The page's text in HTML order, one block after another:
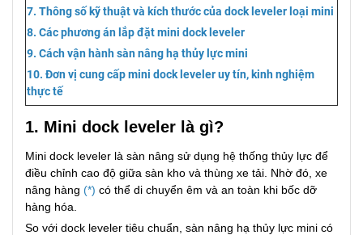
7. Thông số kỹ thuật và kích thước của dock leveler loại mini
8. Các phương án lắp đặt mini dock leveler
9. Cách vận hành sàn nâng hạ thủy lực mini
10. Đơn vị cung cấp mini dock leveler uy tín, kinh nghiệm
thực tế
1. Mini dock leveler là gì?
Mini dock leveler là sàn nâng sử dụng hệ thống thủy lực để
điều chỉnh cao độ giữa sàn kho và thùng xe tải. Nhờ đó, xe
nâng hàng (*) có thể di chuyển êm và an toàn khi bốc dỡ
hàng hóa.
So với dock leveler tiêu chuẩn, sàn nâng hạ thủy lực mini có